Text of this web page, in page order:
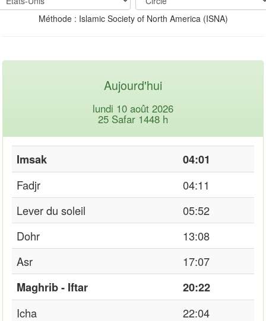
Méthode : Islamic Society of North America (ISNA)
Aujourd'hui
lundi 10 août 2026
25 Safar 1448 h
Imsak
04:01
Fadjr
04:11
Lever du soleil
05:52
Dohr
13:08
Asr
17:07
Maghrib - Iftar
20:22
Icha
22:04